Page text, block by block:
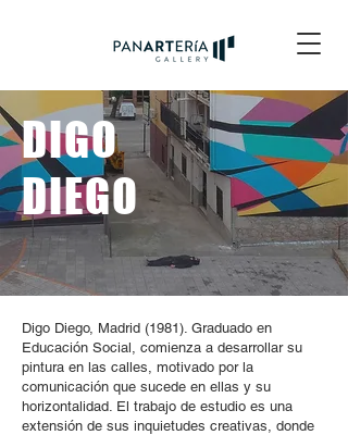
DIGO
DIEGO
Digo Diego, Madrid (1981). Graduado en
Educación Social, comienza a desarrollar su
pintura en las calles, motivado por la
comunicación que sucede en ellas y su
horizontalidad. El trabajo de estudio es una
extensión de sus inquietudes creativas, donde